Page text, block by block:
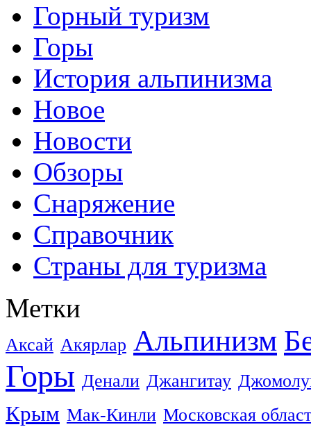
Горный туризм
Горы
История альпинизма
Новое
Новости
Обзоры
Снаряжение
Справочник
Страны для туризма
Метки
Аксай Акярлар Альпинизм
Горы Денали Джангитау
Крым Мак-Кинли Московская